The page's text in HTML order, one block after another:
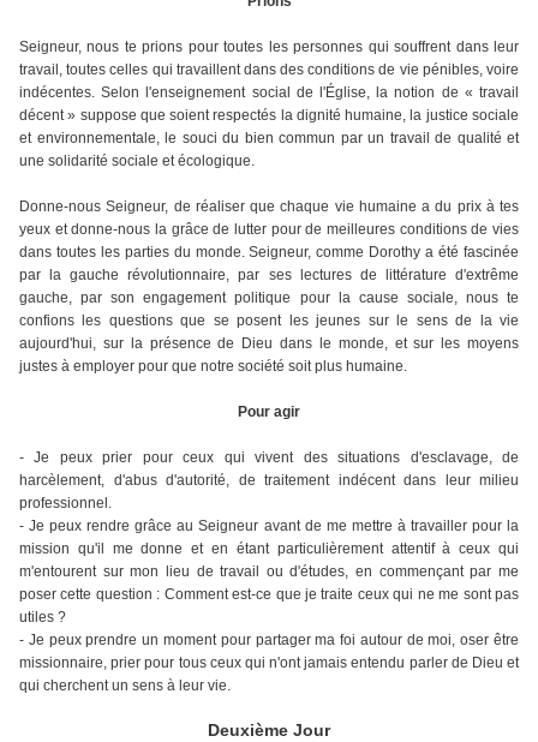
Seigneur, nous te prions pour toutes les personnes qui souffrent dans leur
travail, toutes celles qui travaillent dans des conditions de vie pénibles, voire
indécentes. Selon l'enseignement social de l'Église, la notion de « travail
décent » suppose que soient respectés la dignité humaine, la justice sociale
et environnementale, le souci du bien commun par un travail de qualité et
une solidarité sociale et écologique.
Donne-nous Seigneur, de réaliser que chaque vie humaine a du prix à tes
yeux et donne-nous la grâce de lutter pour de meilleures conditions de vies
dans toutes les parties du monde. Seigneur, comme Dorothy a été fascinée
par la gauche révolutionnaire, par ses lectures de littérature d'extrême
gauche, par son engagement politique pour la cause sociale, nous te
confions les questions que se posent les jeunes sur le sens de la vie
aujourd'hui, sur la présence de Dieu dans le monde, et sur les moyens
justes à employer pour que notre société soit plus humaine.
Pour agir
- Je peux prier pour ceux qui vivent des situations d'esclavage, de
harcèlement, d'abus d'autorité, de traitement indécent dans leur milieu
professionnel.
- Je peux rendre grâce au Seigneur avant de me mettre à travailler pour la
mission qu'il me donne et en étant particulièrement attentif à ceux qui
m'entourent sur mon lieu de travail ou d'études, en commençant par me
poser cette question : Comment est-ce que je traite ceux qui ne me sont pas
utiles ?
- Je peux prendre un moment pour partager ma foi autour de moi, oser être
missionnaire, prier pour tous ceux qui n'ont jamais entendu parler de Dieu et
qui cherchent un sens à leur vie.
Deuxième Jour